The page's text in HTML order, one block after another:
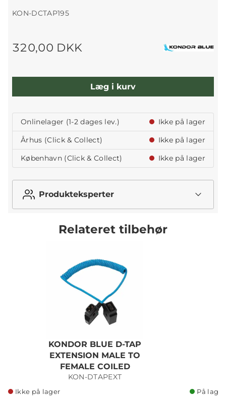
KON-DCTAP195
320,00 DKK
Læg i kurv
Onlinelager (1-2 dages lev.)
Ikke på lager
Århus (Click & Collect)
Ikke på lager
København (Click & Collect)
Ikke på lager
Produkteksperter
Relateret tilbehør
KONDOR BLUE D-TAP
EXTENSION MALE TO
FEMALE COILED
KON-DTAPEXT
Ikke på lager På lager